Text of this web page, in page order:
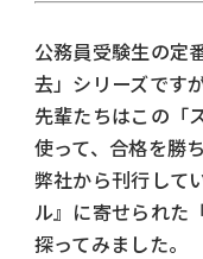
公務員受験生の定
去」シリーズですが
先輩たちはこの「
使って、合格を勝
弊社から刊行して
ル』に寄せられた
探ってみました。